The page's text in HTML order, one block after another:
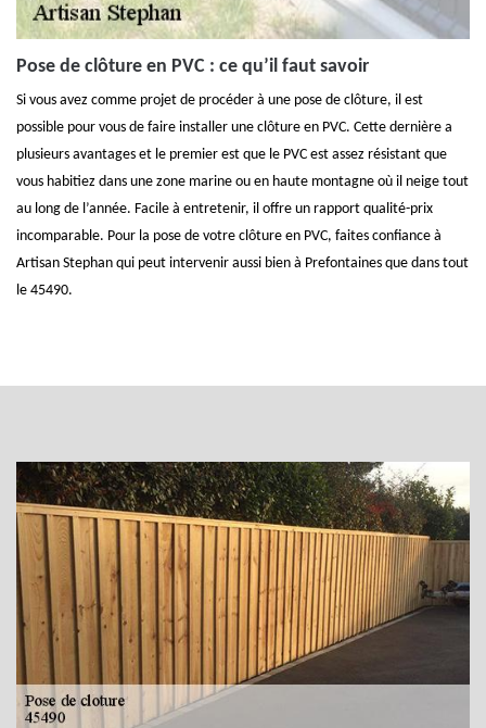
Pose de clôture en PVC : ce qu’il faut savoir
Si vous avez comme projet de procéder à une pose de clôture, il est
possible pour vous de faire installer une clôture en PVC. Cette dernière a
plusieurs avantages et le premier est que le PVC est assez résistant que
vous habitiez dans une zone marine ou en haute montagne où il neige tout
au long de l’année. Facile à entretenir, il offre un rapport qualité-prix
incomparable. Pour la pose de votre clôture en PVC, faites confiance à
Artisan Stephan qui peut intervenir aussi bien à Prefontaines que dans tout
le 45490.